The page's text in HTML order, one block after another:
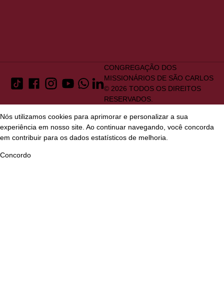
CONGREGAÇÃO DOS
MISSIONÁRIOS DE SÃO CARLOS
© 2026 TODOS OS DIREITOS
RESERVADOS.
Nós utilizamos cookies para aprimorar e personalizar a sua
experiência em nosso site. Ao continuar navegando, você concorda
em contribuir para os dados estatísticos de melhoria.
Concordo